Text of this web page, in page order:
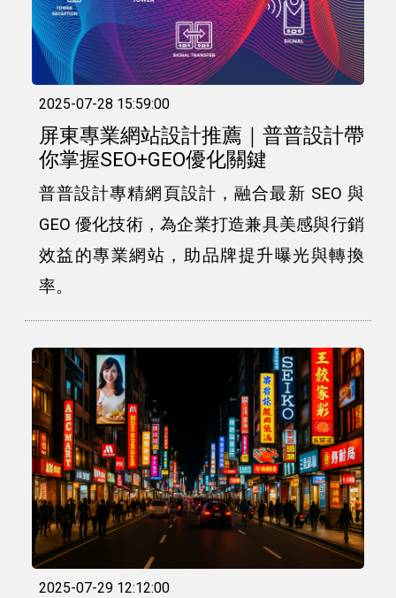
2025-07-28 15:59:00
屏東專業網站設計推薦｜普普設計帶
你掌握SEO+GEO優化關鍵
普普設計專精網頁設計，融合最新 SEO 與
GEO 優化技術，為企業打造兼具美感與行銷
效益的專業網站，助品牌提升曝光與轉換
率。
2025-07-29 12:12:00